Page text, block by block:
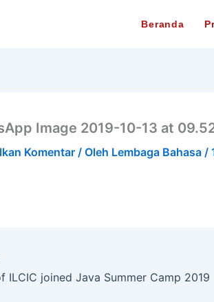
Beranda
Image 2019-10-13 at
Komentar / Oleh Lembaga Bahasa /
ILCIC joined Java Summer Camp 2019